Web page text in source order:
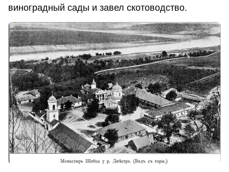
виноградный сады и завел скотоводство.